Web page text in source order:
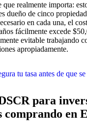
que realmente importa:
dueño de cinco
en cada una, el
fácilmente excede
evitable trabajando
apropiadamente.
tu tasa antes de que
para
comprando en